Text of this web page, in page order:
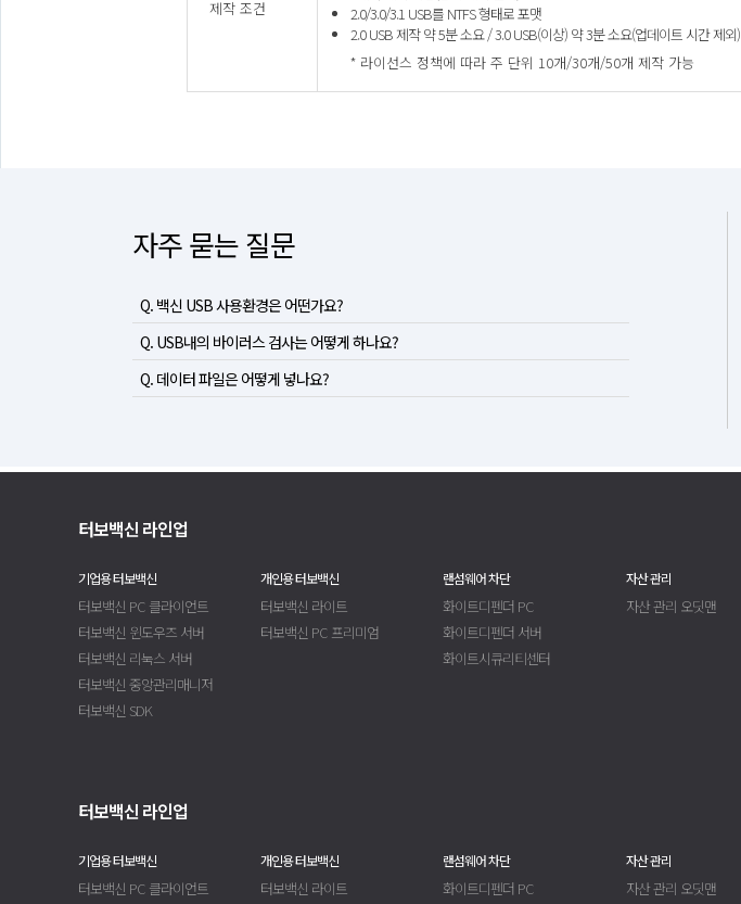
제작 조건
2.0/3.0/3.1 USB를 NTFS 형태로 포맷
2.0 USB 제작 약 5분 소요 / 3.0 USB(이상) 약 3분 소요(업데이트 시간 제외)
* 라이선스 정책에 따라 주 단위 10개/30개/50개 제작 가능
자주 묻는 질문
Q. 백신 USB 사용환경은 어떤가요?
Q. USB내의 바이러스 검사는 어떻게 하나요?
Q. 데이터 파일은 어떻게 넣나요?
터보백신 라인업
기업용 터보백신
터보백신 PC 클라이언트
터보백신 윈도우즈 서버
터보백신 리눅스 서버
터보백신 중앙관리매니저
터보백신 SDK
개인용 터보백신
터보백신 라이트
터보백신 PC 프리미엄
랜섬웨어 차단
화이트디펜더 PC
화이트디펜더 서버
화이트시큐리티센터
자산 관리
자산 관리 오딧맨
터보백신 라인업
기업용 터보백신
터보백신 PC 클라이언트
개인용 터보백신
터보백신 라이트
랜섬웨어 차단
화이트디펜더 PC
자산 관리
자산 관리 오딧맨